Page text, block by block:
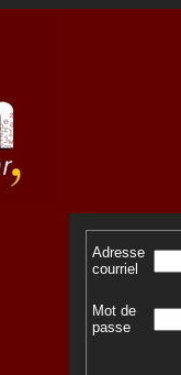
Adresse
courriel
Mot de
passe